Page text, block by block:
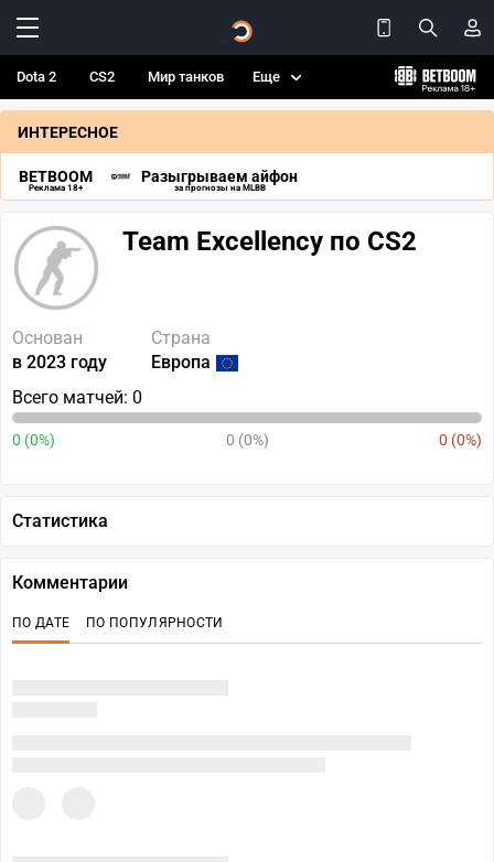
Dota 2 CS2 Мир танков Еще
ИНТЕРЕСНОЕ
BETBOOM
Реклама 18+
Разыгрываем айфон
за прогнозы на MLBB
Team Excellency по CS2
Основан
в 2023 году
Страна
Европа
Всего матчей: 0
0 (0%) 0 (0%) 0 (0%)
Статистика
Комментарии
ПО ДАТЕ ПО ПОПУЛЯРНОСТИ